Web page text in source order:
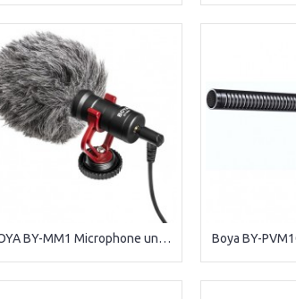
BOYA BY-MM1 Microphone universel compact